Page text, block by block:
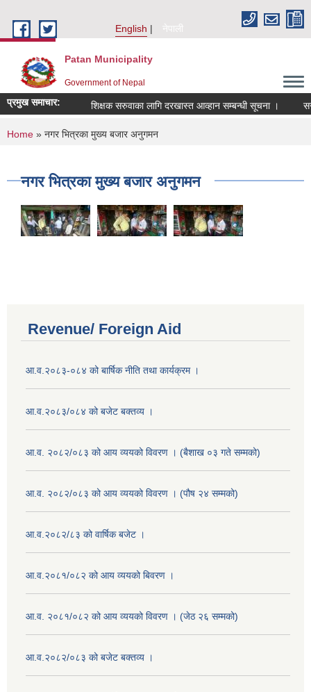
English
नेपाली
Patan Municipality
Government of Nepal
प्रमुख समाचार: शिक्षक सरुवाका लागि दरखास्त आव्हान सम्बन्धी सूचना ।
You are here
Home » नगर भित्रका मुख्य बजार अनुगमन
नगर भित्रका मुख्य बजार अनुगमन
Revenue/ Foreign Aid
आ.व.२०८३-०८४ को बार्षिक नीति तथा कार्यक्रम ।
आ.व.२०८३/०८४ को बजेट बक्तव्य ।
आ.व. २०८२/०८३ को आय व्ययको विवरण । (बैशाख ०३ गते सम्मको)
आ.व. २०८२/०८३ को आय व्ययको विवरण । (पौष २४ सम्मको)
आ.व.२०८२/८३ को वार्षिक बजेट ।
आ.व.२०८१/०८२ को आय व्ययको बिवरण ।
आ.व. २०८१/०८२ को आय व्ययको विवरण । (जेठ २६ सम्मको)
आ.व.२०८२/०८३ को बजेट बक्तव्य ।